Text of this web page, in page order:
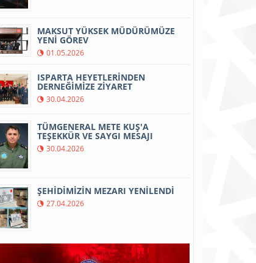
MAKSUT YÜKSEK MÜDÜRÜMÜZE
YENİ GÖREV
01.05.2026
ISPARTA HEYETLERİNDEN
DERNEĞİMİZE ZİYARET
30.04.2026
TÜMGENERAL METE KUŞ'A
TEŞEKKÜR VE SAYGI MESAJI
30.04.2026
ŞEHİDİMİZİN MEZARI YENİLENDİ
27.04.2026